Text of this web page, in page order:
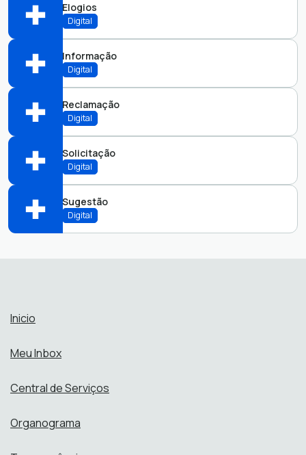
Abrir online > Via protocolo 1Doc
Elogios
Digital
Abrir online > Via protocolo 1Doc
Informação
Digital
Abrir online > Via protocolo 1Doc
Reclamação
Digital
Abrir online > Via protocolo 1Doc
Solicitação
Digital
Abrir online > Via protocolo 1Doc
Sugestão
Digital
Inicio
Meu Inbox
Central de Serviços
Organograma